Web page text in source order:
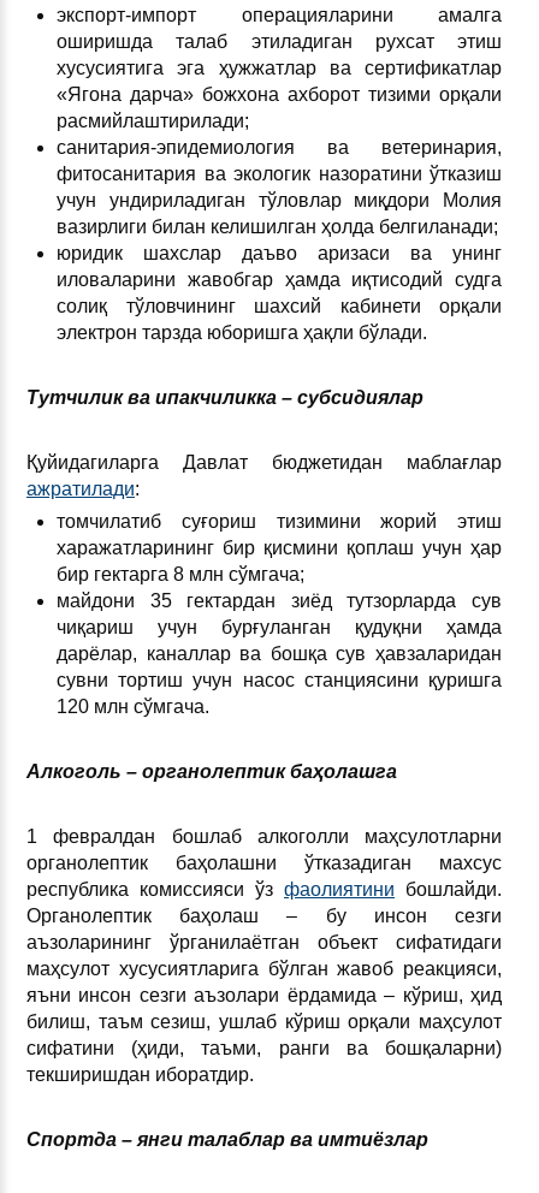
экспорт-импорт операцияларини амалга
оширишда талаб этиладиган рухсат этиш
хусусиятига эга ҳужжатлар ва сертификатлар
«Ягона дарча» божхона ахборот тизими орқали
расмийлаштирилади;
санитария-эпидемиология ва ветеринария,
фитосанитария ва экологик назоратини ўтказиш
учун ундириладиган тўловлар миқдори Молия
вазирлиги билан келишилган ҳолда белгиланади;
юридик шахслар даъво аризаси ва унинг
иловаларини жавобгар ҳамда иқтисодий судга
солиқ тўловчининг шахсий кабинети орқали
электрон тарзда юборишга ҳақли бўлади.
Тутчилик ва ипакчиликка –­ субсидиялар
Қуйидагиларга Давлат бюджетидан маблағлар
ажратилади:
томчилатиб суғориш тизимини жорий этиш
харажатларининг бир қисмини қоплаш учун ҳар
бир гектарга 8 млн сўмгача;
майдони 35 гектардан зиёд тутзорларда сув
чиқариш учун бурғуланган қудуқни ҳамда
дарёлар, каналлар ва бошқа сув ҳавзаларидан
сувни тортиш учун насос станциясини қуришга
120 млн сўмгача.
Алкоголь ­– органолептик баҳолашга
1 февралдан бошлаб алкоголли маҳсулотларни
органолептик баҳолашни ўтказадиган махсус
республика комиссияси ўзфаолиятини бошлайди.
Органолептик баҳолаш – бу инсон сезги
аъзоларининг ўрганилаётган объект сифатидаги
маҳсулот хусусиятларига бўлган жавоб реакцияси,
яъни инсон сезги аъзолари ёрдамида – кўриш, ҳид
билиш, таъм сезиш, ушлаб кўриш орқали маҳсулот
сифатини (ҳиди, таъми, ранги ва бошқаларни)
текширишдан иборатдир.
Спортда – янги талаблар ва имтиёзлар